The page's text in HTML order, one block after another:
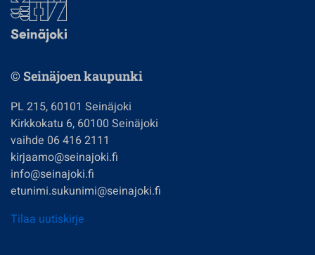
© Seinäjoen kaupunki
PL 215, 60101 Seinäjoki
Kirkkokatu 6, 60100 Seinäjoki
vaihde 06 416 2111
kirjaamo@seinajoki.fi
info@seinajoki.fi
etunimi.sukunimi@seinajoki.fi
Tilaa uutiskirje